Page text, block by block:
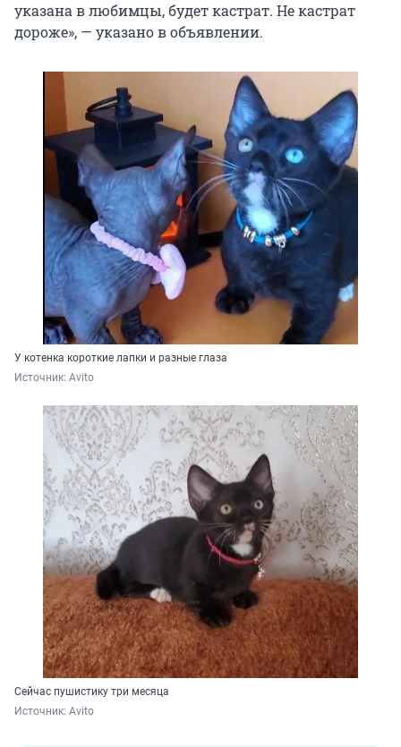
указана в любимцы, будет кастрат. Не кастрат
дороже», — указано в объявлении.
У котенка короткие лапки и разные глаза
Источник: Avito
Сейчас пушистику три месяца
Источник: Avito